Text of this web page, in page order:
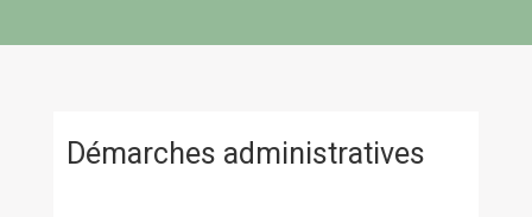
Démarches administratives